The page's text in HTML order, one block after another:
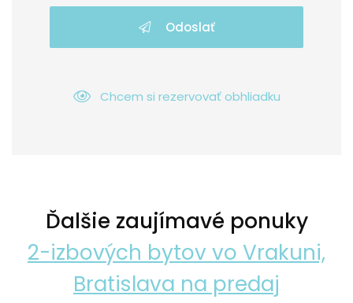
Odoslať
Chcem si rezervovať obhliadku
Ďalšie zaujímavé ponuky
2-izbových bytov vo Vrakuni,
Bratislava na predaj